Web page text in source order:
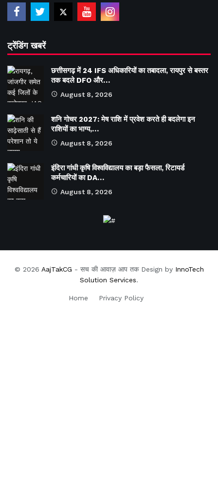
ट्रेंडिंग खबरें
छत्तीसगढ़ में 24 IFS अधिकारियों का तबादला, रायपुर से बस्तर
तक बदले DFO और…
August 8, 2026
शनि गोचर 2027: मेष राशि में प्रवेश करते ही बदलेगा इन
राशियों का भाग्य,…
August 8, 2026
इंदिरा गांधी कृषि विश्वविद्यालय का बड़ा फैसला, रिटायर्ड
कर्मचारियों का DA…
August 8, 2026
© 2026 AajTakCG - सच की आवाज़ आप तक Design by InnoTech
Solution Services.
Home Privacy Policy